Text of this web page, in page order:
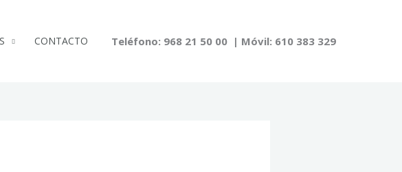
CONTACTO Teléfono: 968 21 50 00 | Móvil: 610 383 329